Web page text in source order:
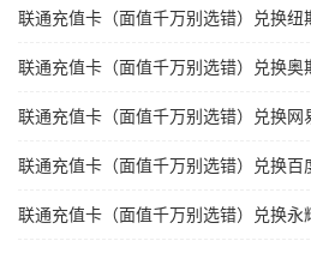
联通充值卡（面值千万别选错）兑换纽
联通充值卡（面值千万别选错）兑换奥
联通充值卡（面值千万别选错）兑换网
联通充值卡（面值千万别选错）兑换百
联通充值卡（面值千万别选错）兑换永